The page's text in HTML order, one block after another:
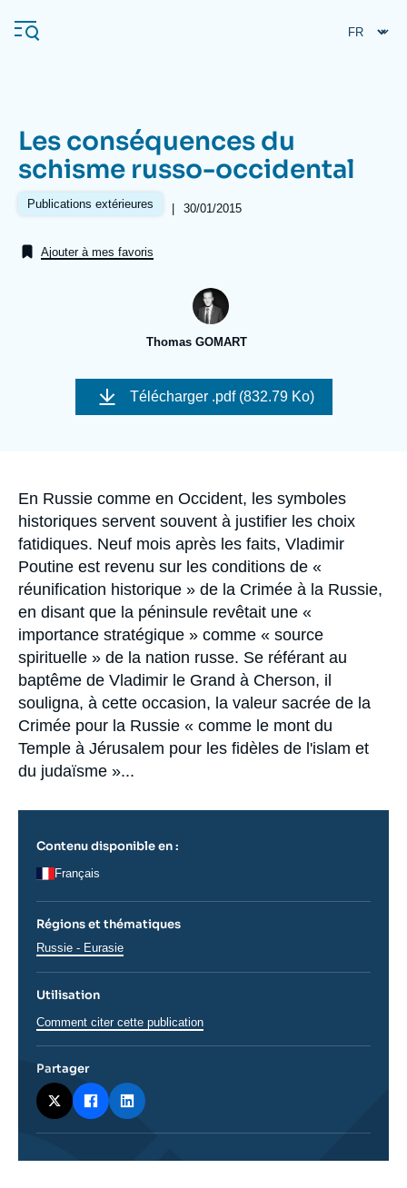
au
contenu
Navigation
principale
L'Ifri
Analyses
Recherches fréquentes
Proche-Orient
Les conséquences du
schisme russo-occidental
Publications extérieures |
Date
30/01/2015
Ajouter à mes favoris
Thomas GOMART
Image
couverture
Télécharger .pdf (832.79 Ko)
Accroche
En Russie comme en Occident, les symboles
historiques servent souvent à justifier les choix
fatidiques. Neuf mois après les faits, Vladimir
Poutine est revenu sur les conditions de «
réunification historique » de la Crimée à la Russie,
en disant que la péninsule revêtait une «
importance stratégique » comme « source
spirituelle » de la nation russe. Se référant au
baptême de Vladimir le Grand à Cherson, il
souligna, à cette occasion, la valeur sacrée de la
Crimée pour la Russie « comme le mont du
Temple à Jérusalem pour les fidèles de l'islam et
du judaïsme »...
Contenu disponible en :
Français
Régions et thématiques
Régions
Russie - Eurasie
Utilisation
Comment citer cette publication
Partager